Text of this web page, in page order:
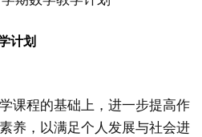
计划
课程的基础上，进一步提高作
养，以满足个人发展与社会进